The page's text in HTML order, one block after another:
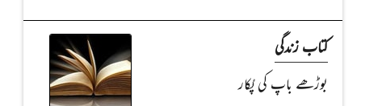
کتاب زندگی
بوڑھے باپ کی پُکار